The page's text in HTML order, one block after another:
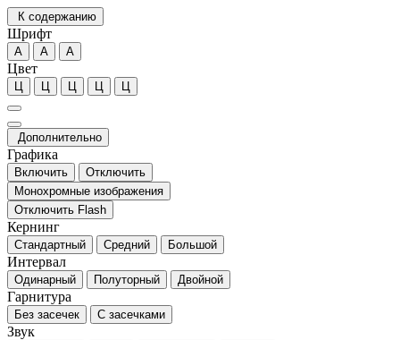
К содержанию
Шрифт
А А А
Цвет
Ц Ц Ц Ц Ц
Дополнительно
Графика
Включить
Отключить
Монохромные изображения
Отключить Flash
Кернинг
Стандартный Средний Большой
Интервал
Одинарный Полуторный Двойной
Гарнитура
Без засечек С засечками
Звук